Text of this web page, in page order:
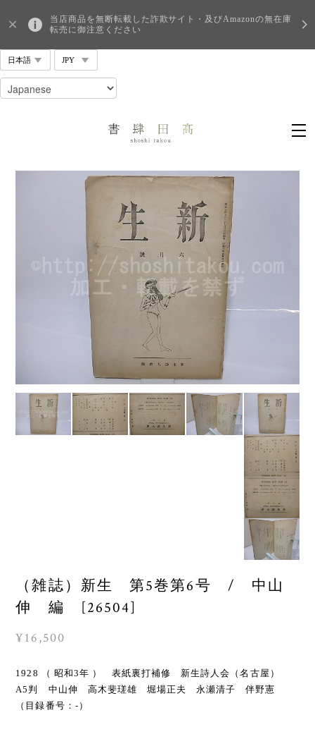
当店商品を無断転載した詐欺サイト・及びAmazonの無在庫
転売に御注意ください
（雑誌）新生 第5巻第6号 / 中山
伸 編 [26504]
¥16,500
1928 （ 昭和3年 ） 表紙裏打補修 新生詩人会（名古屋）
A5判 中山伸 高木斐瑳雄 堀場正夫 永瀬清子 伴野憲
（目録番号：-）